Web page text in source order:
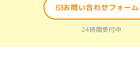
お問い合わせフォー
24時間受付中